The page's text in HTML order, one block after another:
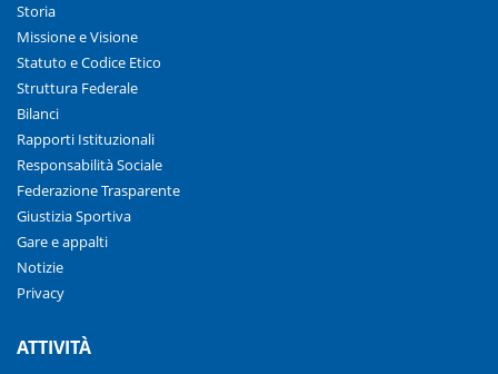
Storia
Missione e Visione
Statuto e Codice Etico
Struttura Federale
Bilanci
Rapporti Istituzionali
Responsabilità Sociale
Federazione Trasparente
Giustizia Sportiva
Gare e appalti
Notizie
Privacy
ATTIVITÀ